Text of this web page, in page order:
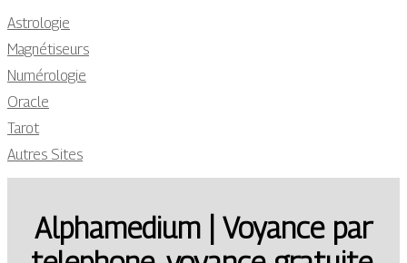
Astrologie
Magnétiseurs
Numérologie
Oracle
Tarot
Autres Sites
Alphamedium | Voyance par